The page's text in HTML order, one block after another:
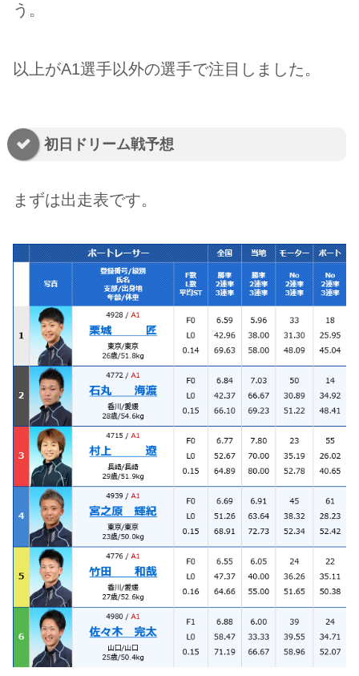
う。
以上がA1選手以外の選手で注目しました。
初日ドリーム戦予想
まずは出走表です。